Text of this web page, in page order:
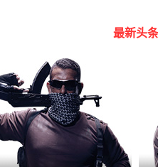
最新头条